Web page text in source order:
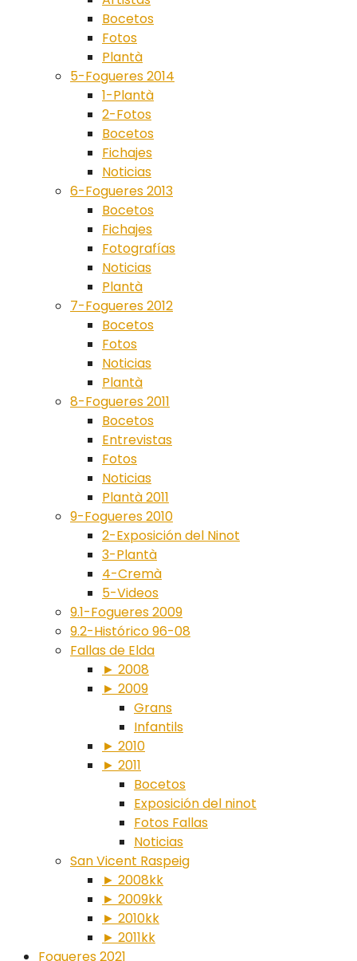
Bocetos
Fotos
Plantà
5-Fogueres 2014
1-Plantà
2-Fotos
Bocetos
Fichajes
Noticias
6-Fogueres 2013
Bocetos
Fichajes
Fotografías
Noticias
Plantà
7-Fogueres 2012
Bocetos
Fotos
Noticias
Plantà
8-Fogueres 2011
Bocetos
Entrevistas
Fotos
Noticias
Plantà 2011
9-Fogueres 2010
2-Exposición del Ninot
3-Plantà
4-Cremà
5-Videos
9.1-Fogueres 2009
9.2-Histórico 96-08
Fallas de Elda
► 2008
► 2009
Grans
Infantils
► 2010
► 2011
Bocetos
Exposición del ninot
Fotos Fallas
Noticias
San Vicent Raspeig
► 2008kk
► 2009kk
► 2010kk
► 2011kk
Fogueres 2021